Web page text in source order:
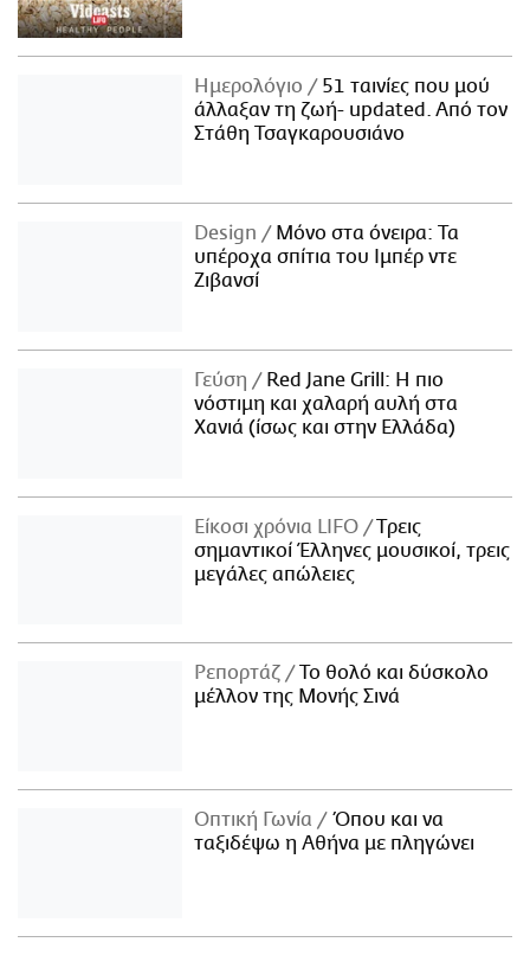
Ημερολόγιο
51 ταινίες που μού
άλλαξαν τη ζωή- updated. Aπό τον
Στάθη Τσαγκαρουσιάνο
Design
Μόνο στα όνειρα: Τα
υπέροχα σπίτια του Ιμπέρ ντε
Ζιβανσί
Γεύση
Red Jane Grill: Η πιο
νόστιμη και χαλαρή αυλή στα
Χανιά (ίσως και στην Ελλάδα)
Είκοσι χρόνια LIFO
Tρεις
σημαντικοί Έλληνες μουσικοί, τρεις
μεγάλες απώλειες
Ρεπορτάζ
Το θολό και δύσκολο
μέλλον της Μονής Σινά
Οπτική Γωνία
Όπου και να
ταξιδέψω η Αθήνα με πληγώνει